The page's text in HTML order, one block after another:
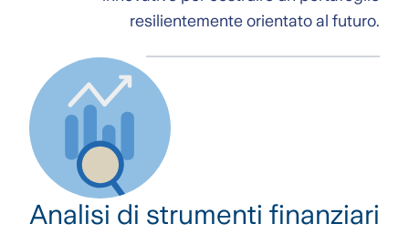
resilientemente orientato al futuro.
Analisi di strumenti finanziari